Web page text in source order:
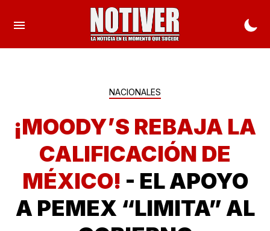
NACIONALES
¡MOODY’S REBAJA LA
CALIFICACIÓN DE
MÉXICO! - EL APOYO
A PEMEX “LIMITA” AL